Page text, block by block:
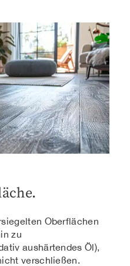
Oberflächen
zu
aushärtendes Öl),
verschließen.